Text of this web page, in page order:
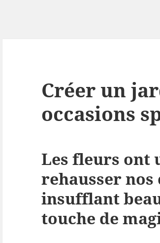
Créer un
occasions
Les fleurs ont
rehausser
insufflant
touche de